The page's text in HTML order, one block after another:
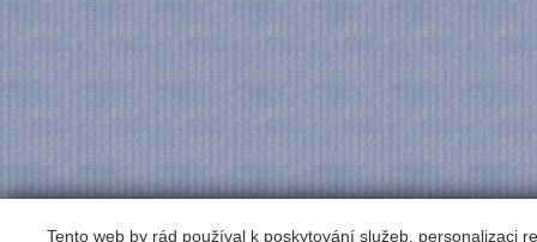
Tento web by rád používal k poskytování služeb, personalizaci